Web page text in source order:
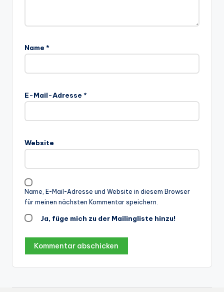
Name *
E-Mail-Adresse *
Website
Name, E-Mail-Adresse und Website in diesem Browser
für meinen nächsten Kommentar speichern.
Ja, füge mich zu der Mailingliste hinzu!